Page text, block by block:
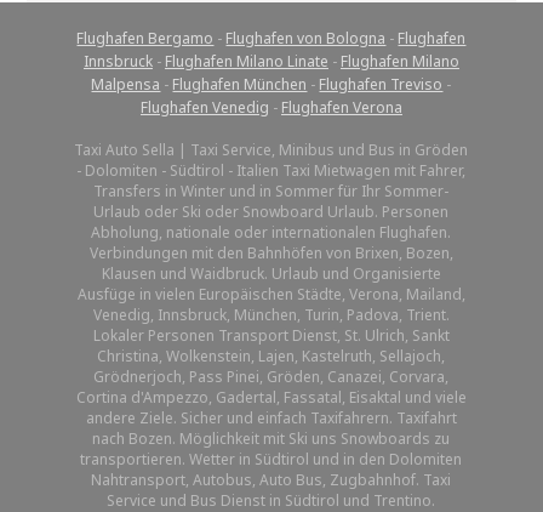
Flughafen Bergamo - Flughafen von Bologna - Flughafen
Innsbruck- Flughafen Milano Linate - Flughafen Milano
Malpensa - Flughafen München - Flughafen Treviso -
Flughafen Venedig - Flughafen Verona
Taxi Auto Sella | Taxi Service, Minibus und Bus in Gröden
- Dolomiten - Südtirol - Italien Taxi Mietwagen mit Fahrer,
Transfers in Winter und in Sommer für Ihr Sommer-
Urlaub oder Ski oder Snowboard Urlaub. Personen
Abholung, nationale oder internationalen Flughafen.
Verbindungen mit den Bahnhöfen von Brixen, Bozen,
Klausen und Waidbruck. Urlaub und Organisierte
Ausfüge in vielen Europäischen Städte, Verona, Mailand,
Venedig, Innsbruck, München, Turin, Padova, Trient.
Lokaler Personen Transport Dienst, St. Ulrich, Sankt
Christina, Wolkenstein, Lajen, Kastelruth, Sellajoch,
Grödnerjoch, Pass Pinei, Gröden, Canazei, Corvara,
Cortina d'Ampezzo, Gadertal, Fassatal, Eisaktal und viele
andere Ziele. Sicher und einfach Taxifahrern. Taxifahrt
nach Bozen. Möglichkeit mit Ski uns Snowboards zu
transportieren. Wetter in Südtirol und in den Dolomiten
Nahtransport, Autobus, Auto Bus, Zugbahnhof. Taxi
Service und Bus Dienst in Südtirol und Trentino.